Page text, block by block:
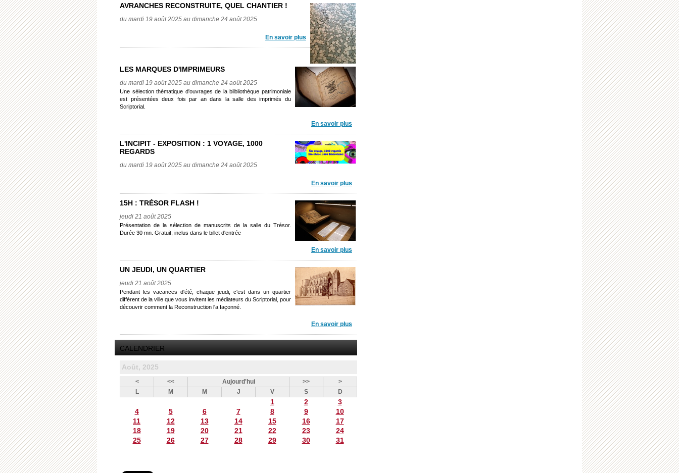
AVRANCHES RECONSTRUITE, QUEL CHANTIER !
du mardi 19 août 2025 au dimanche 24 août 2025
En savoir plus
LES MARQUES D'IMPRIMEURS
du mardi 19 août 2025 au dimanche 24 août 2025
Une sélection thématique d'ouvrages de la bilbliothèque patrimoniale
est présentées deux fois par an dans la salle des imprimés du
Scriptorial.
En savoir plus
L'INCIPIT - EXPOSITION : 1 VOYAGE, 1000
REGARDS
du mardi 19 août 2025 au dimanche 24 août 2025
En savoir plus
15H : TRÉSOR FLASH !
jeudi 21 août 2025
Présentation de la sélection de manuscrits de la salle du Trésor.
Durée 30 mn. Gratuit, inclus dans le billet d'entrée
En savoir plus
UN JEUDI, UN QUARTIER
jeudi 21 août 2025
Pendant les vacances d'été, chaque jeudi, c'est dans un quartier
différent de la ville que vous invitent les médiateurs du Scriptorial, pour
découvrir comment la Reconstruction l'a façonné.
En savoir plus
CALENDRIER
Août, 2025
< << Aujourd'hui >>
>
L
M M J V S D
1 2
3
4
5 6 7 8 9
10
11
12 13 14 15 16
17
18
19 20 21 22 23
24
25
26 27 28 29 30 31